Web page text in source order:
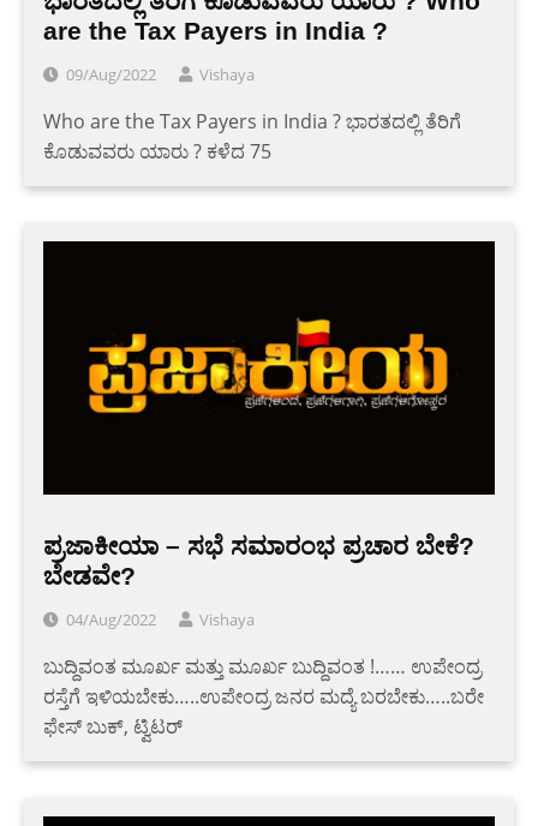
are the Tax Payers in India ?
09/Aug/2022 Vishaya
Who are the Tax Payers in India ? ಭಾರತದಲ್ಲಿ ತೆರಿಗೆ
ಕೊಡುವವರು ಯಾರು ? ಕಳೆದ 75
ಪ್ರಜಾಕೀಯಾ – ಸಭೆ ಸಮಾರಂಭ ಪ್ರಚಾರ ಬೇಕೆ?
ಬೇಡವೇ?
04/Aug/2022 Vishaya
ಬುದ್ದಿವಂತ ಮೂರ್ಖ ಮತ್ತು ಮೂರ್ಖ ಬುದ್ದಿವಂತ !…… ಉಪೇಂದ್ರ
ರಸ್ತೆಗೆ ಇಳಿಯಬೇಕು…..ಉಪೇಂದ್ರ ಜನರ ಮದ್ಯೆ ಬರಬೇಕು…..ಬರೇ
ಫೇಸ್ ಬುಕ್, ಟ್ವಿಟರ್